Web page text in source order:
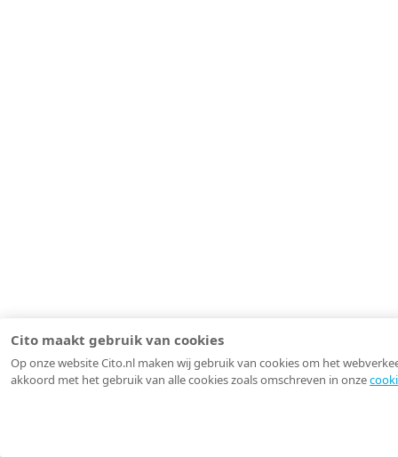
Cito maakt gebruik van cookies
Op onze website Cito.nl maken wij gebruik van cookies om het
akkoord met het gebruik van alle cookies zoals omschreven in onze